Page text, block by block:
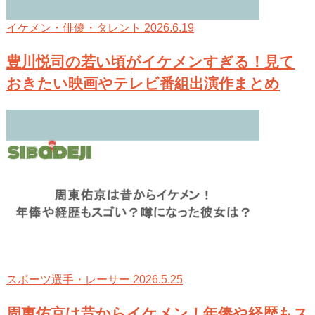
イケメン・俳優・タレント 2026.6.19
豊川悦司の若い頃がイケメンすぎる！見て
おきたい映画やテレビ番組出演作まとめ
スポーツ選手・レーサー 2026.5.25